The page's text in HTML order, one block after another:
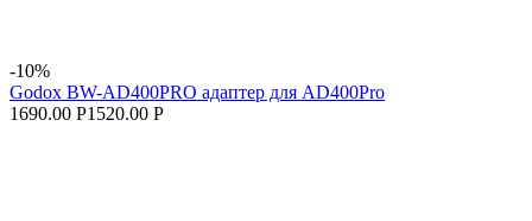
-10%
Godox BW-AD400PRO адаптер для AD400Pro
1690.00 Р1520.00 Р